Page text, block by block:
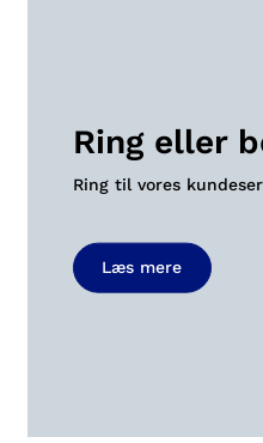
Ring eller
Ring til vores
Læs mere